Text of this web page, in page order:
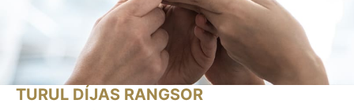
TURUL DÍJAS RANGSOR